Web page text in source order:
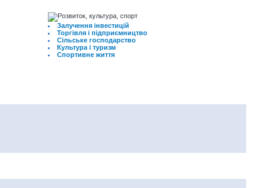
Залучення інвестицій
Торгівля і підприємництво
Сільське господарство
Культура і туризм
Спортивне життя